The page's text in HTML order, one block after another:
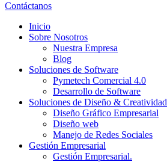
Contáctanos
Inicio
Sobre Nosotros
Nuestra Empresa
Blog
Soluciones de Software
Pymetech Comercial 4.0
Desarrollo de Software
Soluciones de Diseño & Creatividad
Diseño Gráfico Empresarial
Diseño web
Manejo de Redes Sociales
Gestión Empresarial
Gestión Empresarial.